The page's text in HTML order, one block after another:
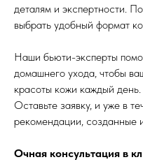
деталям и экспертности.
выбрать удобный формат
Наши бьюти-эксперты
домашнего ухода, чтобы
красоты кожи каждый день.
Оставьте заявку, и уже в
рекомендации, созданные
Очная консультация в